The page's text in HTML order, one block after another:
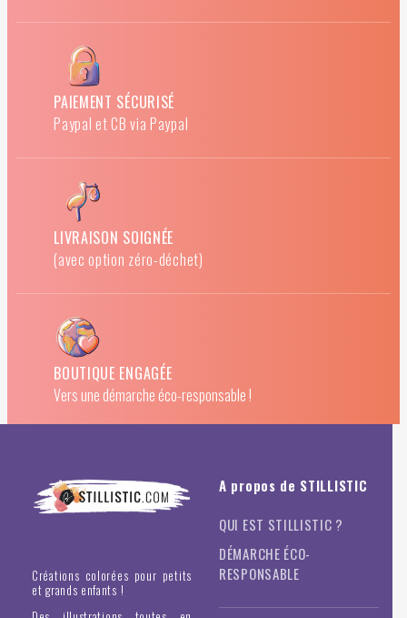
PAIEMENT SÉCURISÉ
Paypal et CB via Paypal
LIVRAISON SOIGNÉE
(avec option zéro-déchet)
BOUTIQUE ENGAGÉE
Vers une démarche éco-responsable !
Créations colorées pour petits
et grands enfants !
A propos de STILLISTIC
QUI EST STILLISTIC ?
DÉMARCHE ÉCO-
RESPONSABLE